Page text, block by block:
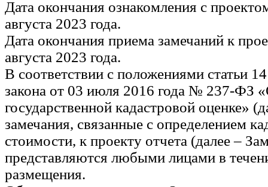
Дата окончания ознакомления с
августа 2023 года.
Дата окончания приема замечаний к
августа 2023 года.
В соответствии с положениями статьи
закона от 03 июля 2016 года № 237-ФЗ
государственной кадастровой оценке»
замечания, связанные с определением
стоимости, к проекту отчета (далее –
представляются любыми лицами в
размещения.